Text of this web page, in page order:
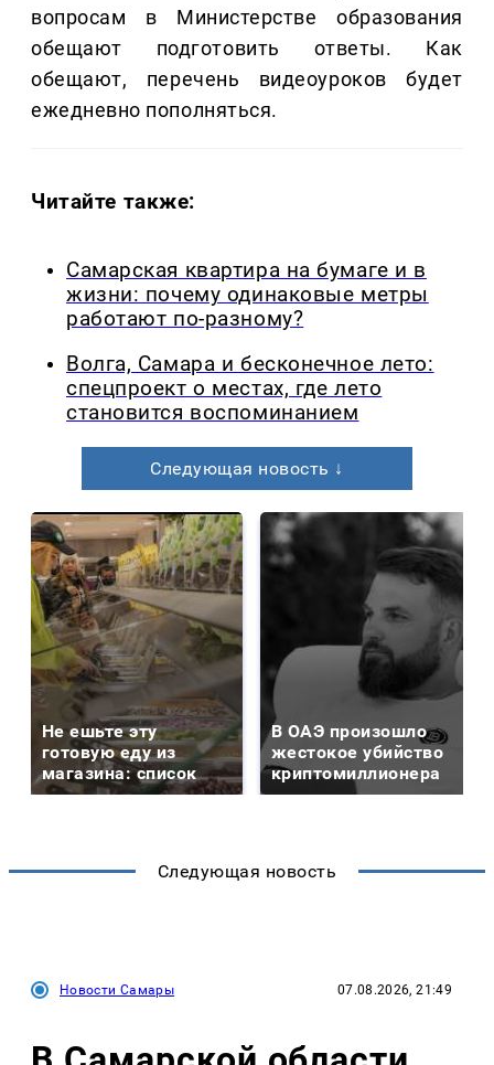
вопросам в Министерстве образования
обещают подготовить ответы. Как
обещают, перечень видеоуроков будет
ежедневно пополняться.
Читайте также:
Самарская квартира на бумаге и в
жизни: почему одинаковые метры
работают по-разному?
Волга, Самара и бесконечное лето:
спецпроект о местах, где лето
становится воспоминанием
Следующая новость ↓
Не ешьте эту
готовую еду из
магазина: список
В ОАЭ произошло
жестокое убийство
криптомиллионера
Следующая новость
Новости Самары 07.08.2026, 21:49